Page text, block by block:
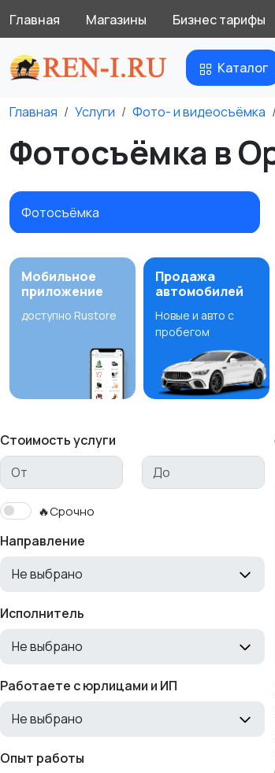
Главная Магазины Бизнес тарифы
Каталог
Главная Услуги Фото- и видеосъёмка
Фотосъёмка в
Фотосъёмка
Мобильное
приложение
доступно Rustore
Продажа
автомобилей
Новые и авто с
пробегом
Стоимость услуги
🔥Срочно
Направление
Не выбрано
Исполнитель
Не выбрано
Работаете с юрлицами и ИП
Не выбрано
Опыт работы